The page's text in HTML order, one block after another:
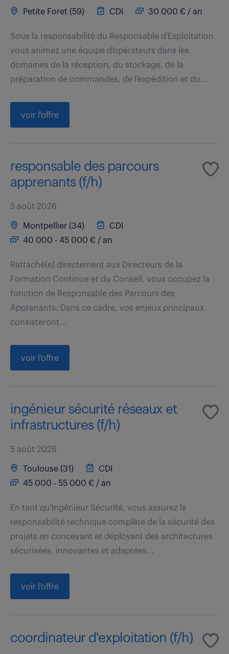
Petite Foret (59) CDI 30 000 € / an
Sous la responsabilité du Responsable d'Exploitation
vous animez une équipe d'opérateurs dans les
domaines de la réception, du stockage, de la
préparation de commandes, de l'expédition et du...
voir l'offre
responsable des parcours
apprenants (f/h)
5 août 2026
Montpellier (34)
CDI
40 000 - 45 000 € / an
Rattaché(e) directement aux Directeurs de la
Formation Continue et du Conseil, vous occupez la
fonction de Responsable des Parcours des
Apprenants. Dans ce cadre, vos enjeux principaux
consisteront...
voir l'offre
ingénieur sécurité réseaux et
infrastructures (f/h)
5 août 2026
Toulouse (31)
CDI
45 000 - 55 000 € / an
En tant qu'Ingénieur Sécurité, vous assurez la
responsabilité technique complète de la sécurité des
projets en concevant et déployant des architectures
sécurisées, innovantes et adaptées...
voir l'offre
coordinateur d'exploitation (f/h)